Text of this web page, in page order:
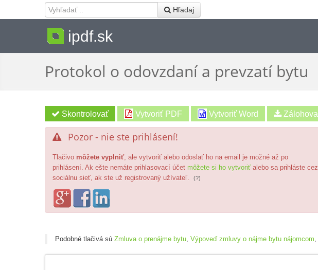
 Hľadaj
ipdf.sk
Protokol o odovzdaní a prevzatí bytu
Vytvoriť PDF Vytvoriť Word
 Pozor - nie ste prihlásení!
Tlačivo môžete vyplniť, ale vytvoriť alebo odoslať ho na email je možné až po
prihlásení. Ak ešte nemáte prihlasovací účet môžete si ho vytvoriť alebo sa prihláste cez
sociálnu sieť, ak ste už registrovaný užívateľ.
(?)
Podobné tlačivá sú Zmluva o prenájme bytu, Výpoveď zmluvy o nájme bytu nájomcom,